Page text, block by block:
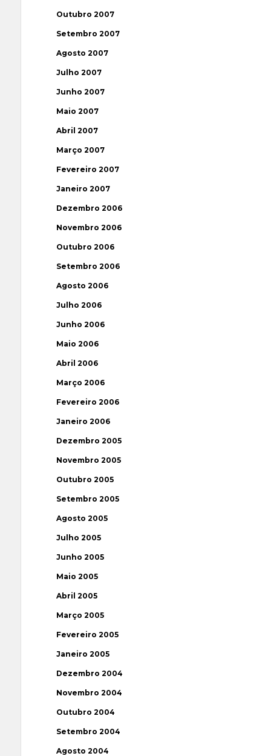
Outubro 2007
Setembro 2007
Agosto 2007
Julho 2007
Junho 2007
Maio 2007
Abril 2007
Março 2007
Fevereiro 2007
Janeiro 2007
Dezembro 2006
Novembro 2006
Outubro 2006
Setembro 2006
Agosto 2006
Julho 2006
Junho 2006
Maio 2006
Abril 2006
Março 2006
Fevereiro 2006
Janeiro 2006
Dezembro 2005
Novembro 2005
Outubro 2005
Setembro 2005
Agosto 2005
Julho 2005
Junho 2005
Maio 2005
Abril 2005
Março 2005
Fevereiro 2005
Janeiro 2005
Dezembro 2004
Novembro 2004
Outubro 2004
Setembro 2004
Agosto 2004